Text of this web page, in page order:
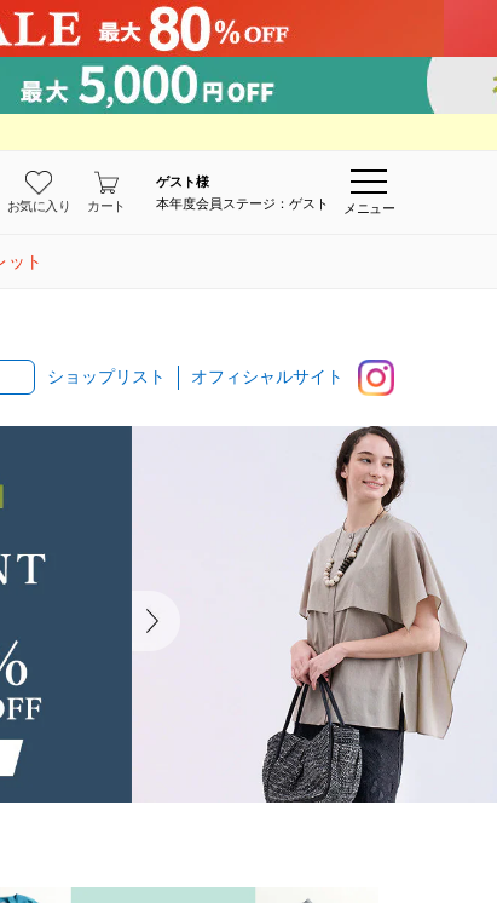
お気に入り カート
ゲスト様
本年度会員ステージ：ゲスト
メニュー
ット
ショップリスト オフィシャルサイト